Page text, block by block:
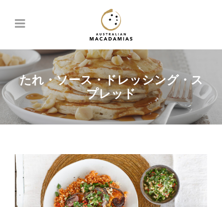
たれ・ソース・ドレッシング・ス
プレッド